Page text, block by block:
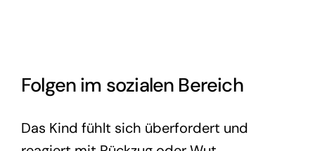
Folgen im sozialen Bereich
Das Kind fühlt sich überfordert und